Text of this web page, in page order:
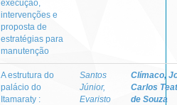
execução,
intervenções e
proposta de
estratégias para
manutenção
A estrutura do
palácio do
Itamaraty :
Santos
Júnior,
Evaristo
Clímaco,
Carlos
de Souza